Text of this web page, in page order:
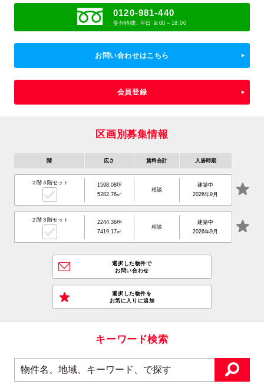
0120-981-440
受付時間: 平日 9:00～18:00
お問い合わせはこちら
会員登録
区画別募集情報
階 広さ 賃料合計 入居時期
２階３階セット
1598.08坪
5282.76㎡
相談
建築中
2026年9月
２階３階セット
2244.36坪
7419.17㎡
相談
建築中
2026年9月
選択した物件で
お問い合わせ
選択した物件を
お気に入りに追加
キーワード検索